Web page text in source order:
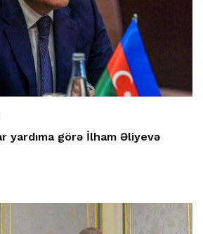
yardıma görə İlham Əliyevə